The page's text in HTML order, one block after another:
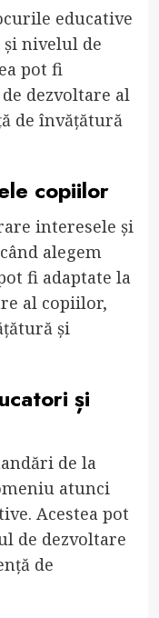
educative
și nivelul de
pot fi
dezvoltare al
de învățătură
copiilor
interesele și
alegem
fi adaptate la
al copiilor,
și
și
de la
atunci
Acestea pot
de dezvoltare
de